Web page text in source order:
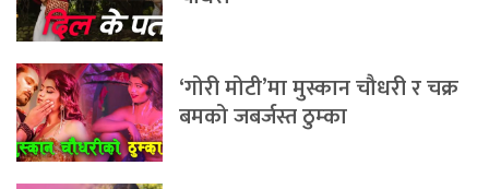
‘गोरी मोटी’मा मुस्कान चौधरी र चक्र
बमको जबर्जस्त ठुम्का